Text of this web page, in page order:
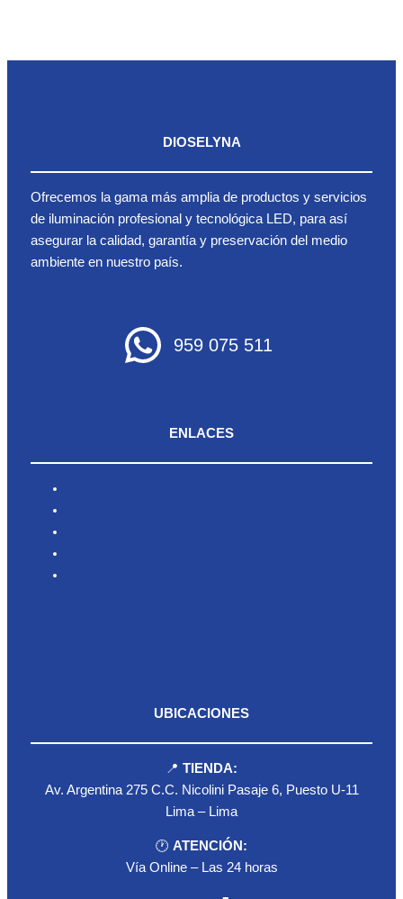
DIOSELYNA
Ofrecemos la gama más amplia de productos y servicios
de iluminación profesional y tecnológica LED, para así
asegurar la calidad, garantía y preservación del medio
ambiente en nuestro país.
959 075 511
ENLACES
UBICACIONES
📍 TIENDA:
Av. Argentina 275 C.C. Nicolini Pasaje 6, Puesto U-11
Lima – Lima
🕐 ATENCIÓN:
Vía Online – Las 24 horas